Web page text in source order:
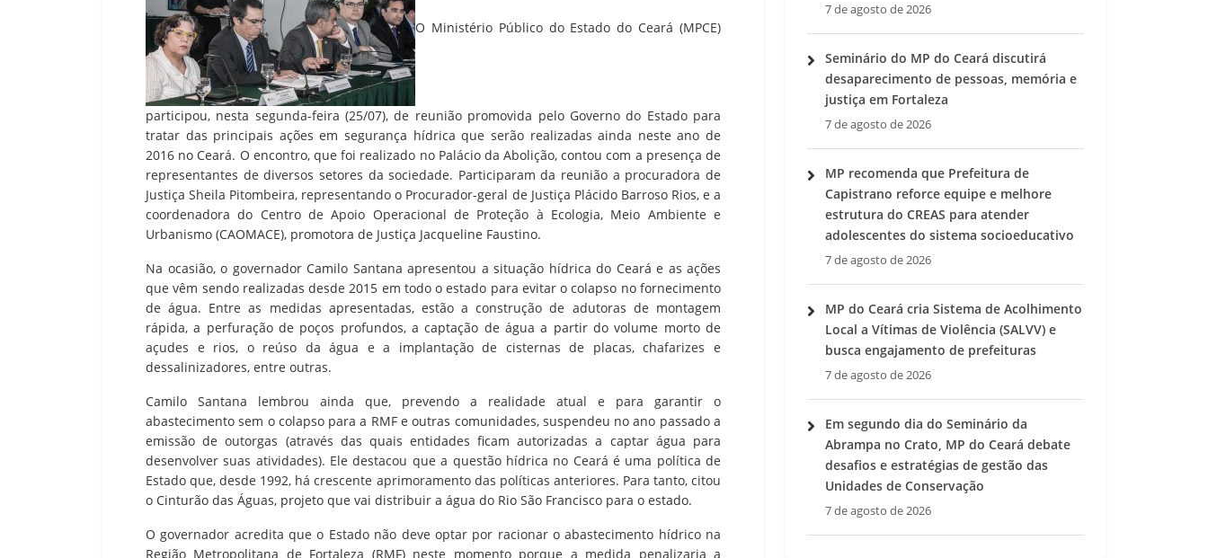
O Ministério Público do Estado do Ceará (MPCE)
participou, nesta segunda-feira (25/07), de reunião promovida pelo Governo do Estado para
tratar das principais ações em segurança hídrica que serão realizadas ainda neste ano de
2016 no Ceará. O encontro, que foi realizado no Palácio da Abolição, contou com a presença de
representantes de diversos setores da sociedade. Participaram da reunião a procuradora de
Justiça Sheila Pitombeira, representando o Procurador-geral de Justiça Plácido Barroso Rios, e a
coordenadora do Centro de Apoio Operacional de Proteção à Ecologia, Meio Ambiente e
Urbanismo (CAOMACE), promotora de Justiça Jacqueline Faustino.
Na ocasião, o governador Camilo Santana apresentou a situação hídrica do Ceará e as ações
que vêm sendo realizadas desde 2015 em todo o estado para evitar o colapso no fornecimento
de água. Entre as medidas apresentadas, estão a construção de adutoras de montagem
rápida, a perfuração de poços profundos, a captação de água a partir do volume morto de
açudes e rios, o reúso da água e a implantação de cisternas de placas, chafarizes e
dessalinizadores, entre outras.
Camilo Santana lembrou ainda que, prevendo a realidade atual e para garantir o
abastecimento sem o colapso para a RMF e outras comunidades, suspendeu no ano passado a
emissão de outorgas (através das quais entidades ficam autorizadas a captar água para
desenvolver suas atividades). Ele destacou que a questão hídrica no Ceará é uma política de
Estado que, desde 1992, há crescente aprimoramento das políticas anteriores. Para tanto, citou
o Cinturão das Águas, projeto que vai distribuir a água do Rio São Francisco para o estado.
O governador acredita que o Estado não deve optar por racionar o abastecimento hídrico na
Região Metropolitana de Fortaleza (RMF) neste momento porque a medida penalizaria a
7 de agosto de 2026
Seminário do MP do Ceará discutirá
desaparecimento de pessoas, memória e
justiça em Fortaleza
7 de agosto de 2026
MP recomenda que Prefeitura de
Capistrano reforce equipe e melhore
estrutura do CREAS para atender
adolescentes do sistema socioeducativo
7 de agosto de 2026
MP do Ceará cria Sistema de Acolhimento
Local a Vítimas de Violência (SALVV) e
busca engajamento de prefeituras
7 de agosto de 2026
Em segundo dia do Seminário da
Abrampa no Crato, MP do Ceará debate
desafios e estratégias de gestão das
Unidades de Conservação
7 de agosto de 2026